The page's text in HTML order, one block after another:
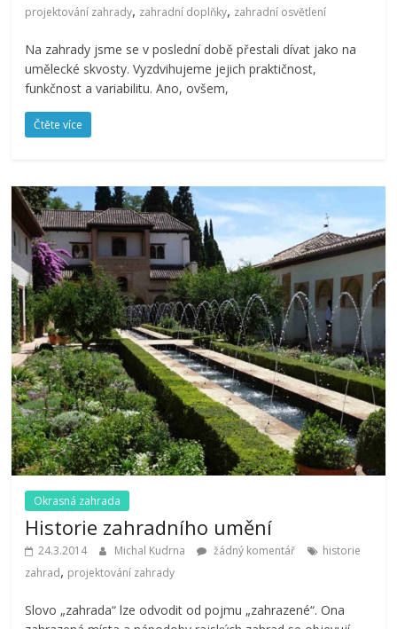
projektování zahrady, zahradní doplňky, zahradní osvětlení
Na zahrady jsme se v poslední době přestali dívat jako na
umělecké skvosty. Vyzdvihujeme jejich praktičnost,
funkčnost a variabilitu. Ano, ovšem,
Čtěte více
Okrasná zahrada
Historie zahradního umění
24.3.2014 Michal Kudrna žádný komentář
historie
zahrad, projektování zahrady
Slovo „zahrada“ lze odvodit od pojmu „zahrazené“. Ona